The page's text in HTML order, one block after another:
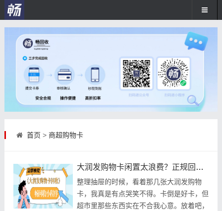
首页 > 商超购物卡
大润发购物卡闲置太浪费？正规回收平台实测：透明公道无隐形扣费
整理抽屉的时候，看着那几张大润发购物
卡，我真是有点哭笑不得。卡倒是好卡，但
超市里那些东西实在不合我心意。放着吧，